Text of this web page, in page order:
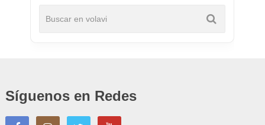
Síguenos en Redes